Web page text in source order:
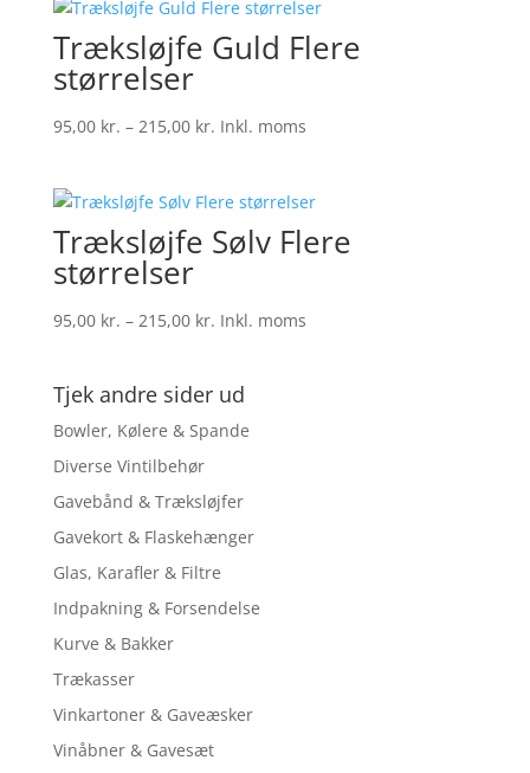
215,00 kr.
Træksløjfe Guld Flere
størrelser
95,00 kr. – 215,00 kr.Prisinterval:
215,00 kr.
Inkl. moms
Træksløjfe Sølv Flere
størrelser
95,00 kr. – 215,00 kr.Prisinterval:
215,00 kr.
Inkl. moms
Tjek andre sider ud
Bowler, Kølere & Spande
Diverse Vintilbehør
Gavebånd & Træksløjfer
Gavekort & Flaskehænger
Glas, Karafler & Filtre
Indpakning & Forsendelse
Kurve & Bakker
Trækasser
Vinkartoner & Gaveæsker
Vinåbner & Gavesæt